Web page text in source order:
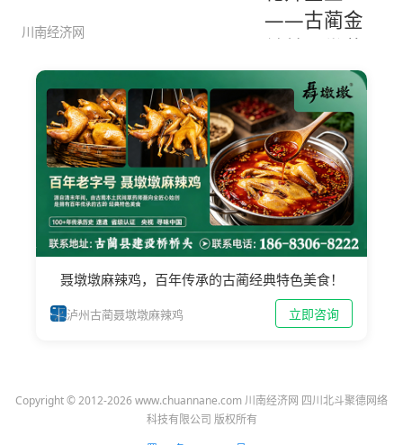
川南经济网
聂墩墩麻辣鸡，百年传承的古蔺经典特色美食！
泸州古蔺聂墩墩麻辣鸡 立即咨询
Copyright © 2012-2026 www.chuannane.com 川南经济网 四川北斗聚德网络
科技有限公司 版权所有